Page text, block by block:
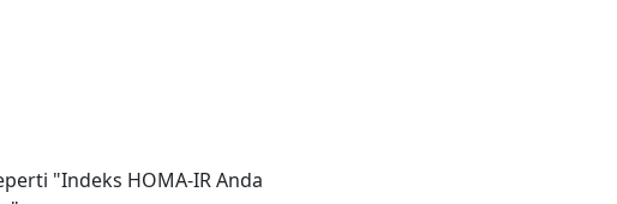
"Indeks HOMA-IR Anda